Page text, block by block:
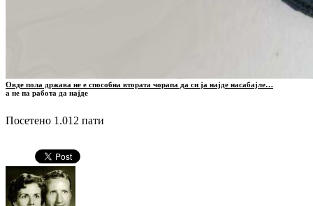
Овде пола држава не е способна втората чорапа да си ја најде насабајле…
а не па работа да најде
Посетено 1.012 пати